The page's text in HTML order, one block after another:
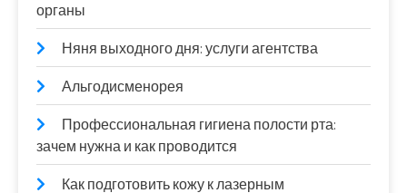
органы
Няня выходного дня: услуги агентства
Альгодисменорея
Профессиональная гигиена полости рта:
зачем нужна и как проводится
Как подготовить кожу к лазерным